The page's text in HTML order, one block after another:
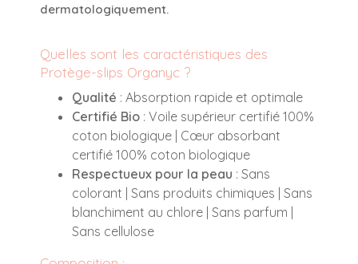
dermatologiquement.
Quelles sont les caractéristiques des
Protège-slips Organyc ?
Qualité : Absorption rapide et optimale
Certifié Bio : Voile supérieur certifié 100%
coton biologique | Cœur absorbant
certifié 100% coton biologique
Respectueux pour la peau : Sans
colorant | Sans produits chimiques | Sans
blanchiment au chlore | Sans parfum |
Sans cellulose